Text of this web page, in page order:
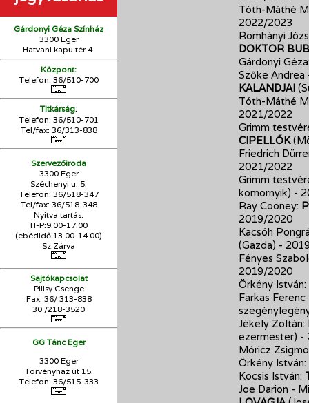
Gárdonyi Géza Színház
3300 Eger
Hatvani kapu tér 4.
Központ:
Telefon: 36/510-700
Titkárság:
Telefon: 36/510-701
Tel/fax: 36/313-838
Szervezőiroda
3300 Eger
Széchenyi u. 5.
Telefon: 36/518-347
Tel/fax: 36/518-348
Nyitva tartás:
H-P:9.00-17.00
(ebédidő 13.00-14.00)
Sz:Zárva
Sajtókapcsolat
Pilisy Csenge
Fax: 36/ 313-838
30 /218-3520
GG Tánc Eger
3300 Eger
Törvényház út 15.
Telefon: 36/515-333
Tóth-Máthé
2022/2023
Romhányi
DOKTOR
Gárdonyi
Szőke
KALANDJAI
Tóth-Máthé
2021/2022
Grimm
CIPELLŐK
Friedrich
2021/2022
Grimm
komornyik) -
Ray Cooney:
2019/2020
Kacsóh
(Gazda) -
Fényes
2019/2020
Örkény István:
Farkas
Jékely Zoltán:
ezermester) -
Móricz
Örkény István:
Kocsis István:
Joe Darion -